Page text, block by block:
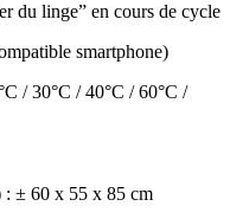
du linge” en cours de cycle
smartphone)
/ 30°C / 40°C / 60°C /
: ± 60 x 55 x 85 cm